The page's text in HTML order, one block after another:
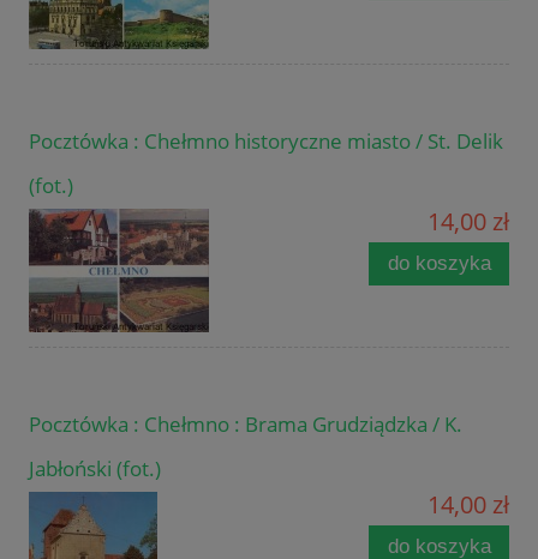
Pocztówka : Chełmno historyczne miasto / St. Delik
(fot.)
14,00 zł
do koszyka
Pocztówka : Chełmno : Brama Grudziądzka / K.
Jabłoński (fot.)
14,00 zł
do koszyka